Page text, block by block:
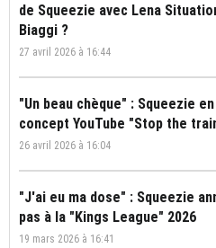
de Squeezie avec Lena
Biaggi ?
27 avril 2026 à 16:44
"Un beau chèque" : Squeezie
concept YouTube "Stop the
26 avril 2026 à 16:04
"J'ai eu ma dose" : Squeezie
pas à la "Kings League" 2026
19 mars 2026 à 16:41